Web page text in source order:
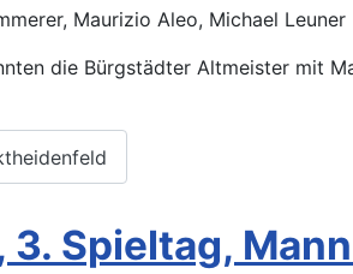
Maurizio Aleo, Michael Leuner
die Bürgstädter Altmeister mit
Spieltag,